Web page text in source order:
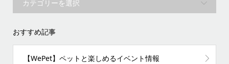
おすすめ記事
【WePet】ペットと楽しめるイベント情報